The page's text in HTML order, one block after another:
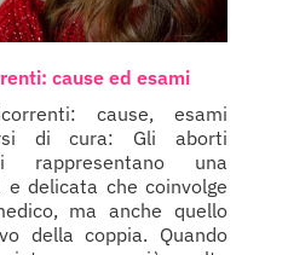
cause ed esami
cause, esami
di cura: Gli aborti
rappresentano una
e delicata che coinvolge
ma anche quello
della coppia. Quando